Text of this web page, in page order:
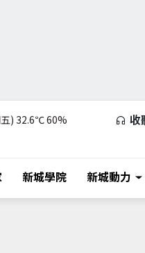
) 32.6℃60% 收
新城學院 新城動力